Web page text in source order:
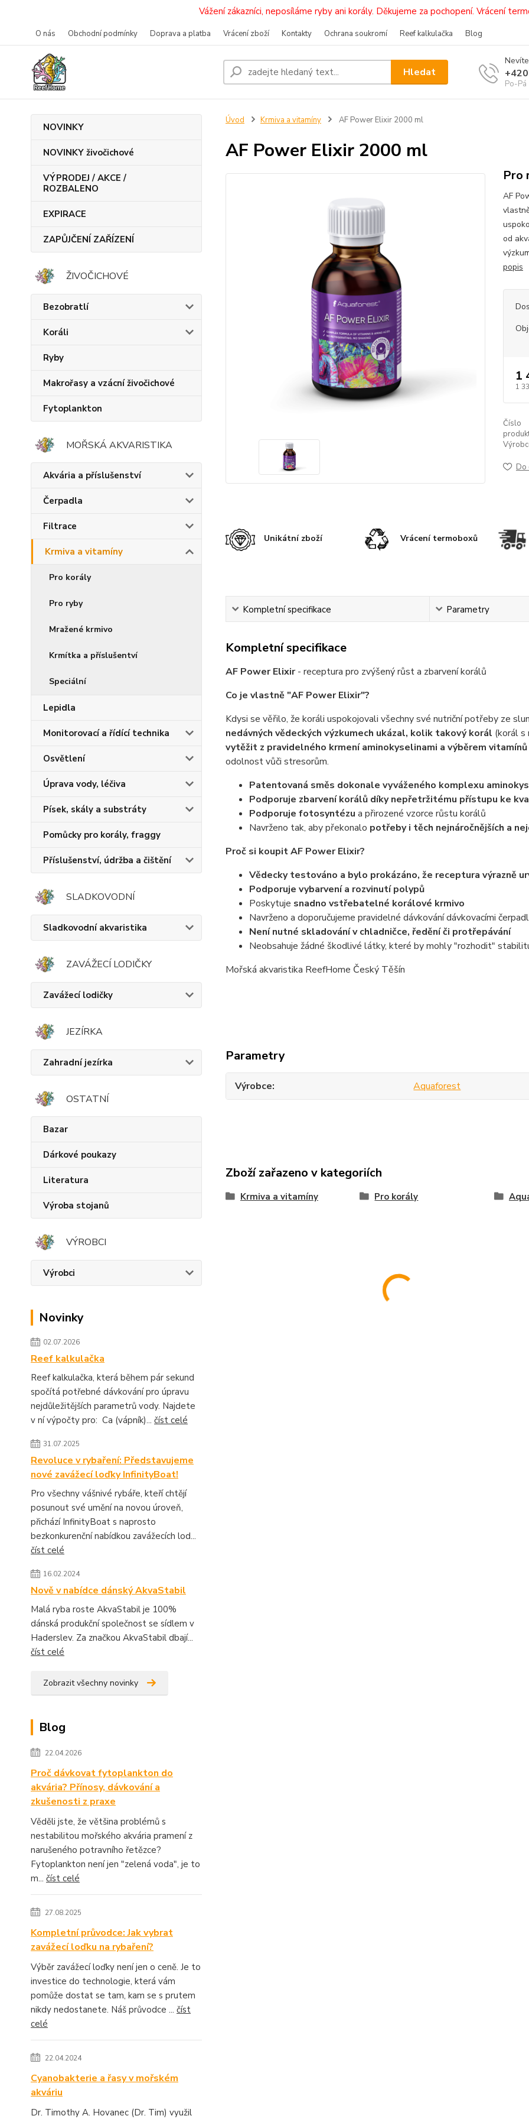
Vážení zákazníci, neposíláme ryby ani korály. Děkujeme za pochopení. Vrácení
O nás Obchodní podmínky Doprava a platba Vrácení zboží Kontakty Ochrana soukromí Reef kalkulačka Blog
Hledat
Po-
NOVINKY
NOVINKY živočichové
VÝPRODEJ / AKCE /
ROZBALENO
EXPIRACE
ZAPŮJČENÍ ZAŘÍZENÍ
ŽIVOČICHOVÉ
Bezobratlí
Koráli
Ryby
Makrořasy a vzácní živočichové
Fytoplankton
MOŘSKÁ AKVARISTIKA
Akvária a příslušenství
Čerpadla
Filtrace
Krmiva a vitamíny
Pro korály
Pro ryby
Mražené krmivo
Krmítka a příslušentví
Speciální
Lepidla
Monitorovací a řídící technika
Osvětlení
Úprava vody, léčiva
Písek, skály a substráty
Pomůcky pro korály, fraggy
Příslušenství, údržba a čištění
SLADKOVODNÍ
Sladkovodní akvaristika
ZAVÁŽECÍ LODIČKY
Zavážecí lodičky
JEZÍRKA
Zahradní jezírka
OSTATNÍ
Bazar
Dárkové poukazy
Literatura
Výroba stojanů
VÝROBCI
Výrobci
Novinky
02.07.2026
Reef kalkulačka
Reef kalkulačka, která během pár sekund
spočítá potřebné dávkování pro úpravu
nejdůležitějších parametrů vody. Najdete
v ní výpočty pro: Ca (vápník)... číst celé
31.07.2025
Revoluce v rybaření: Představujeme
nové zavážecí loďky InfinityBoat!
Pro všechny vášnivé rybáře, kteří chtějí
posunout své umění na novou úroveň,
přichází InfinityBoat s naprosto
bezkonkurenční nabídkou zavážecích lod...
číst celé
16.02.2024
Nově v nabídce dánský AkvaStabil
Malá ryba roste AkvaStabil je 100%
dánská produkční společnost se sídlem v
Haderslev. Za značkou AkvaStabil dbají...
číst celé
Zobrazit všechny novinky
Blog
22.04.2026
Proč dávkovat fytoplankton do
akvária? Přínosy, dávkování a
zkušenosti z praxe
Věděli jste, že většina problémů s
nestabilitou mořského akvária pramení z
narušeného potravního řetězce?
Fytoplankton není jen "zelená voda", je to
m... číst celé
27.08.2025
Kompletní průvodce: Jak vybrat
zavážecí loďku na rybaření?
Výběr zavážecí loďky není jen o ceně. Je to
investice do technologie, která vám
pomůže dostat se tam, kam se s prutem
nikdy nedostanete. Náš průvodce ... číst
celé
22.04.2024
Cyanobakterie a řasy v mořském
akváriu
Dr. Timothy A. Hovanec (Dr. Tim) využil
Úvod Krmiva a vitamíny AF Power Elixir 2000 ml
AF Power Elixir 2000 ml
Pro
AF
od
popis
1
1
Číslo
Do
Unikátní zboží Vrácení termoboxů
Kompletní specifikace Parametry
Kompletní specifikace
AF Power Elixir- receptura pro zvýšený růst a zbarvení korálů
Co je vlastně "AF Power Elixir"?
Kdysi se věřilo, že koráli uspokojovali všechny své nutriční potřeby ze
nedávných vědeckých výzkumech ukázal, kolik takový korál (korál s
vytěžit z pravidelného krmení aminokyselinami a výběrem vitamínů
odolnost vůči stresorům.
Patentovaná směs dokonale vyváženého komplexu
Podporuje zbarvení korálů díky nepřetržitému přístupu ke
Podporuje fotosyntézu a přirozené vzorce růstu korálů
Navrženo tak, aby překonalo potřeby i těch nejnáročnějších a
Proč si koupit AF Power Elixir?
Vědecky testováno a bylo prokázáno, že receptura výrazně
Podporuje vybarvení a rozvinutí polypů
Poskytuje snadno vstřebatelné korálové krmivo
Navrženo a doporučujeme pravidelné dávkování dávkovacími
Není nutné skladování v chladničce, ředění či protřepávání
Neobsahuje žádné škodlivé látky, které by mohly "rozhodit"
Mořská akvaristika ReefHome Český Těšín
Parametry
Výrobce Aquaforest
Zboží zařazeno v kategoriích
Krmiva a vitamíny Pro korály